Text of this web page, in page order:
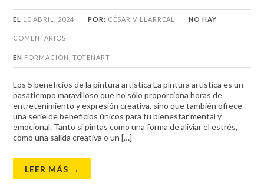
EL 10 ABRIL, 2024 POR: CÉSAR VILLARREAL NO HAY
COMENTARIOS
EN FORMACIÓN ,TOTENART
Los 5 beneficios de la pintura artística La pintura artística es un
pasatiempo maravilloso que no sólo proporciona horas de
entretenimiento y expresión creativa, sino que también ofrece
una serie de beneficios únicos para tu bienestar mental y
emocional. Tanto si pintas como una forma de aliviar el estrés,
como una salida creativa o un […]
LEER MÁS →